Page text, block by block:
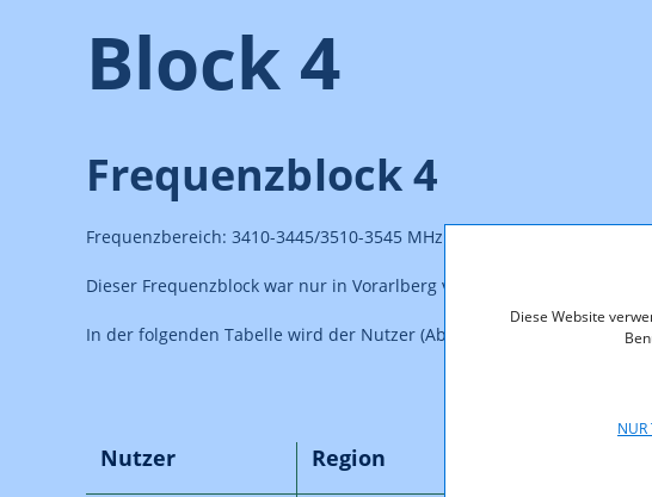
Diese Website
NUR
Block 4
Frequenzblock 4
Frequenzbereich: 3410-3445/3510-3545 MHz
Dieser Frequenzblock war nur in Vorarlberg verfügbar.
In der folgenden Tabelle wird der Nutzer (Ablauf 31.12.2019) für
Nutzer Region